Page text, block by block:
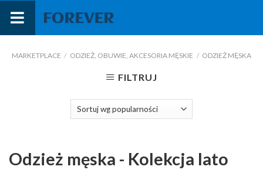
treści
MARKETPLACE / ODZIEŻ, OBUWIE, AKCESORIA MĘSKIE / ODZIEŻ MĘSKA
FILTRUJ
Odzież męska - Kolekcja lato